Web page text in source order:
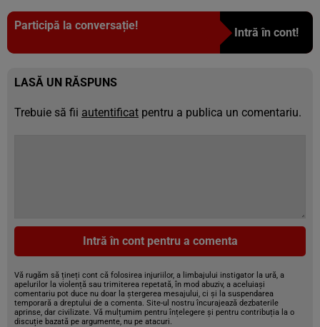
Participă la conversație!
Intră în cont!
LASĂ UN RĂSPUNS
Trebuie să fii autentificat pentru a publica un comentariu.
Intră în cont pentru a comenta
Vă rugăm să țineți cont că folosirea injuriilor, a limbajului instigator la ură, a
apelurilor la violență sau trimiterea repetată, în mod abuziv, a aceluiași
comentariu pot duce nu doar la ștergerea mesajului, ci și la suspendarea
temporară a dreptului de a comenta. Site-ul nostru încurajează dezbaterile
aprinse, dar civilizate. Vă mulțumim pentru înțelegere și pentru contribuția la o
discuție bazată pe argumente, nu pe atacuri.